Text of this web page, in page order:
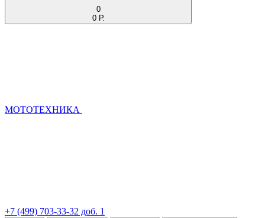
0
0 Р.
МОТОТЕХНИКА
+7 (499) 703-33-32 доб. 1